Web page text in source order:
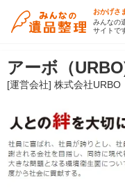
おかげさ
みんなの
サイトで
アーボ（
[運営会社] 株式会社URBO